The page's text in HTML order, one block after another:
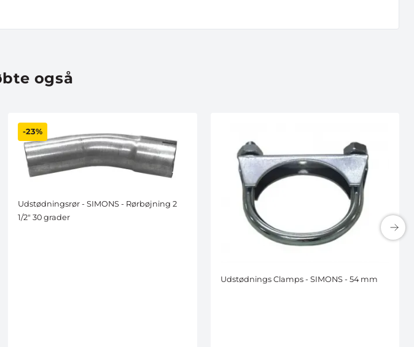
også
-23%
Udstødningsrør - SIMONS - Rørbøjning 2
1/2" 30 grader
Udstødnings Clamps - SIMONS - 54 mm